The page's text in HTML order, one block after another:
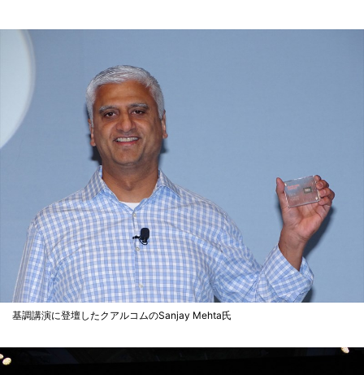
基調講演に登壇したクアルコムのSanjay Mehta氏